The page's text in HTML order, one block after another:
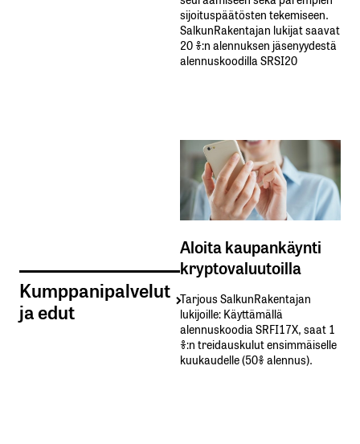
Kumppanipalvelut
ja edut
sijoituspäätösten tekemiseen.
SalkunRakentajan lukijat saavat
20 %:n alennuksen jäsenyydestä
alennuskoodilla SRSI20
Aloita kaupankäynti
kryptovaluutoilla
Tarjous SalkunRakentajan
lukijoille: Käyttämällä​ ​
alennuskoodia​ ​SRFI17X,​ ​saat​ ​1
%:n treidauskulut​ ​ensimmäiselle​ ​
kuukaudelle​ ​(50%​ ​alennus).